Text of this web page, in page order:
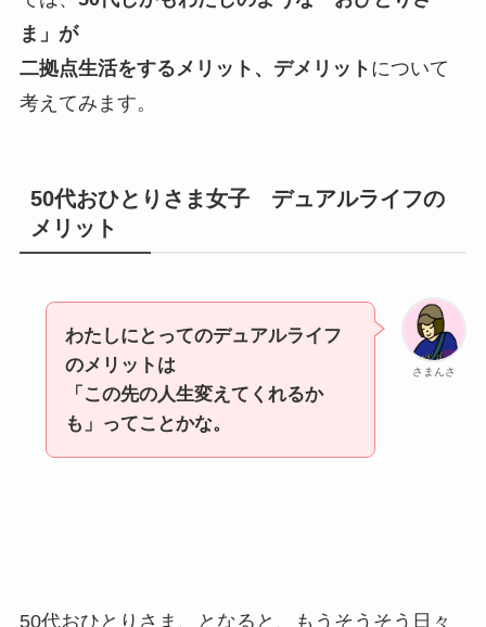
ま」が
二拠点生活をするメリット、デメリット について
考えてみます。
50代おひとりさま女子 デュアルライフの
メリット
さまんさ
わたしにとってのデュアルライフ
のメリットは
「この先の人生変えてくれるか
も」ってことかな。
50代おひとりさま、となると、もうそうそう日々